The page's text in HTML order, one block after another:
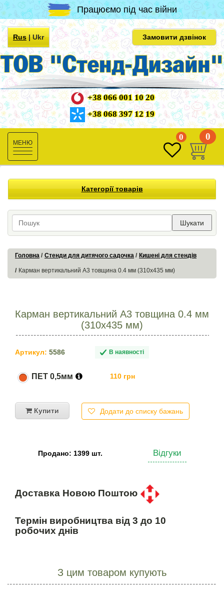
Працюємо під час війни
Rus|Ukr Замовити дзвінок
+38 066 001 10 20
+38 068 397 12 19
Toggle
navigation
0 0
Категорії товарів
Шукати
Головна Стенди для дитячого садочка Кишені для стендів
Карман вертикальний А3 товщина 0.4 мм (310х435 мм)
Карман вертикальний А3 товщина 0.4 мм
(310х435 мм)
Артикул: 5586 В наявності
ПЕТ 0,5мм 110 грн
Купити Додати до списку бажань
Продано: 1399 шт. Відгуки
Доставка Новою Поштою
Термін виробництва від 3 до 10
робочих днів
З цим товаром купують